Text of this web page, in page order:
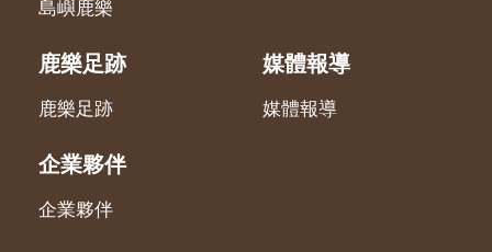
島嶼鹿樂
鹿樂足跡
鹿樂足跡
媒體報導
媒體報導
企業夥伴
企業夥伴